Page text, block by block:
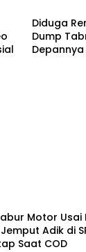
Diduga
Dump
Motor Usai
Adik di
Saat COD